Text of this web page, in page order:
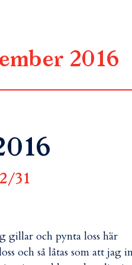
2016
31
gillar och pynta loss här
och så låtas som att jag